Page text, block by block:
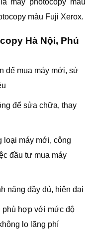
máy photocopy màu
màu Fuji Xerox.
Hà Nội, Phú
để mua máy mới, sử
để sửa chữa, thay
loại máy mới, công
đầu tư mua máy
năng đầy đủ, hiện đại
phù hợp với mức độ
lo lãng phí